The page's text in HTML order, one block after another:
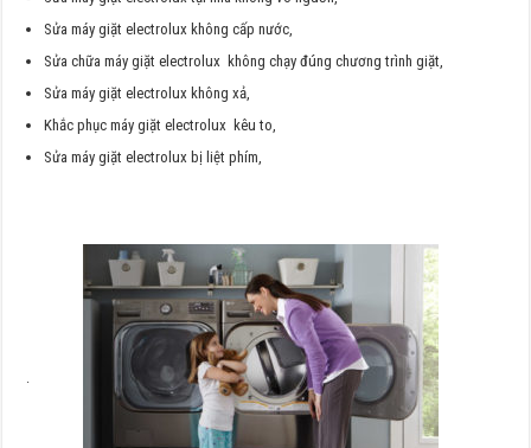
Sửa máy giặt electrolux không cấp nước,
Sửa chữa máy giặt electrolux không chạy đúng chương trình giặt,
Sửa máy giặt electrolux không xả,
Khắc phục máy giặt electrolux kêu to,
Sửa máy giặt electrolux bị liệt phím,
·